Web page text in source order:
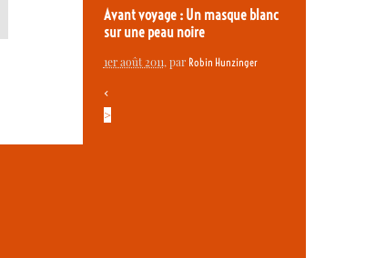
Avant voyage : Un masque blanc
sur une peau noire
1er août 2011, par Robin Hunzinger
<
>